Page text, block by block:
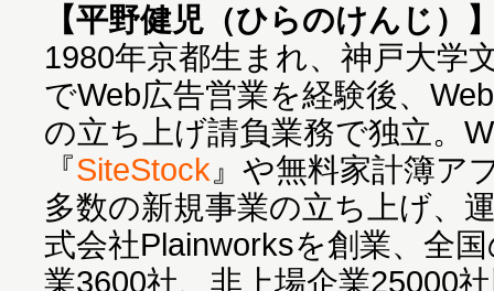
【平野健児（ひらのけんじ）
1980年京都生まれ、神戸大学
でWeb広告営業を経験後、
の立ち上げ請負業務で独立。
『SiteStock 』や無料家計簿ア
多数の新規事業の立ち上げ、
式会社Plainworksを創業、全
業3600社、非上場企業25000